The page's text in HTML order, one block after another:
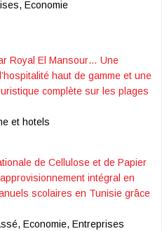
Economie
Royal El Mansour… Une
haut de gamme et une
complète sur les plages
et hotels
de Cellulose et de Papier
intégral en
scolaires en Tunisie grâce
Economie, Entreprises